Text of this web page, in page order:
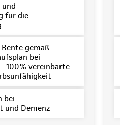
und
für die
gemäß
bei
100% vereinbarte
bei
und Demenz